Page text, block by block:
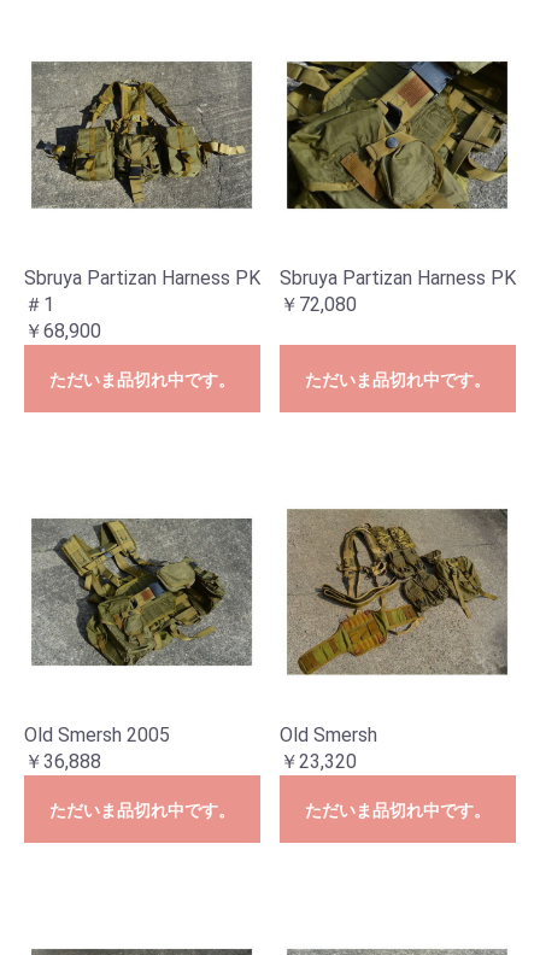
Sbruya Partizan Harness PK
＃1
￥68,900
ただいま品切れ中です。
Sbruya Partizan Harness PK
￥72,080
ただいま品切れ中です。
Old Smersh 2005
￥36,888
ただいま品切れ中です。
Old Smersh
￥23,320
ただいま品切れ中です。